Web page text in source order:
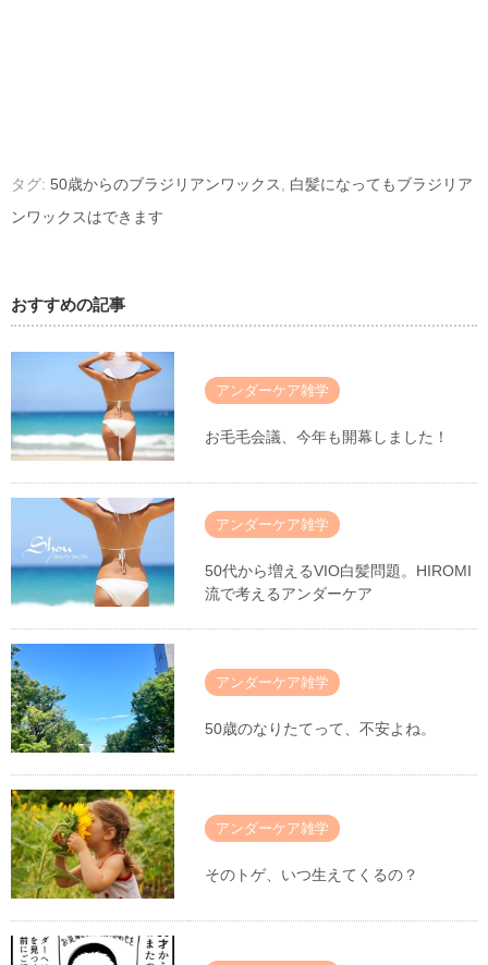
タグ: 50歳からのブラジリアンワックス , 白髪になってもブラジリア
ンワックスはできます
おすすめの記事
アンダーケア雑学
お毛毛会議、今年も開幕しました！
アンダーケア雑学
50代から増えるVIO白髪問題。HIROMI
流で考えるアンダーケア
アンダーケア雑学
50歳のなりたてって、不安よね。
アンダーケア雑学
そのトゲ、いつ生えてくるの？